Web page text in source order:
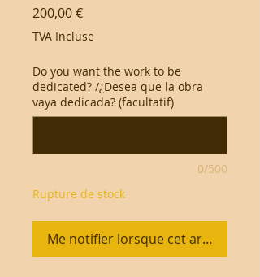
200,00 €Prix
TVA Incluse
Do you want the work to be
dedicated? /¿Desea que la obra
vaya dedicada? (facultatif)
0/500
Rupture de stock
Me notifier lorsque cet article est